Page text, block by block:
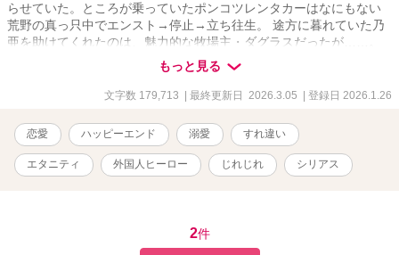
らせていた。ところが乗っていたポンコツレンタカーはなにもない
荒野の真っ只中でエンスト→停止→立ち往生。 途方に暮れていた乃
亜を助けてくれたのは、魅力的な牧場主・ダグラスだったが……。
二世代にわたる愛の軌跡の物語。 それぞれの時代にそれぞれの男女
が選ぶ、恋の行方は。 【実在する地名・国名などが度々登場します
が、あくまでフィクションであり、実際のものとは関係ありませ
も掲載。表紙画像はコマKoma様によるものです、無断転載禁止】
もっと見る
文字数 179,713 | 最終更新日 2026.3.05 | 登録日 2026.1.26
恋愛 ハッピーエンド 溺愛 すれ違い
エタニティ 外国人ヒーロー じれじれ シリアス
2件